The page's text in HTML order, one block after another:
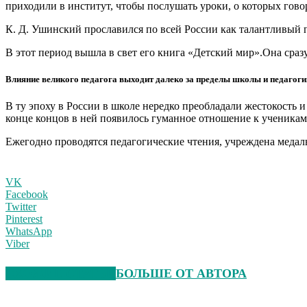
приходили в институт, чтобы послушать уроки, о которых
К. Д. Ушинский прославился по всей России как талантливый
В этот период вышла в свет его книга «Детский мир».Она
Влияние великого педагога выходит далеко за пределы школы и
В ту эпоху в России в школе нередко преобладали
конце концов в ней появилось гуманное отношение к
Ежегодно проводятся педагогические чтения, учреждена
VK
Facebook
Twitter
Pinterest
WhatsApp
Viber
БОЛЬШЕ ОТ АВТОРА